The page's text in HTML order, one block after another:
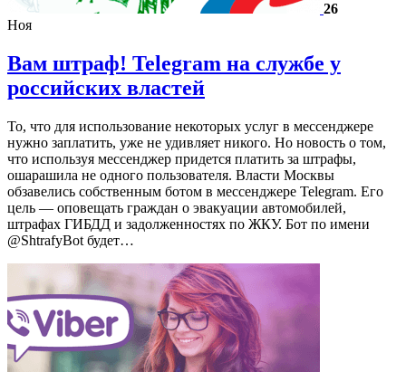
26
Ноя
Вам штраф! Telegram на службе у
российских властей
То, что для использование некоторых услуг в мессенджере
нужно заплатить, уже не удивляет никого. Но новость о том,
что используя мессенджер придется платить за штрафы,
ошарашила не одного пользователя. Власти Москвы
обзавелись собственным ботом в мессенджере Telegram. Его
цель — оповещать граждан о эвакуации автомобилей,
штрафах ГИБДД и задолженностях по ЖКУ. Бот по имени
@ShtrafyBot будет…